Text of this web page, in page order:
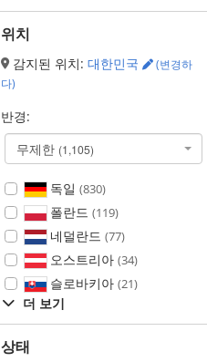
위치
감지된 위치: 대한민국
(변경하
다)
반경:
무제한 (1,105)
독일 (830)
폴란드 (119)
네덜란드 (77)
오스트리아 (34)
슬로바키아 (21)
더 보기
상태
Still 트롤리 트롤리 충전